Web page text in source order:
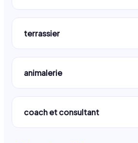
terrassier
animalerie
coach et consultant